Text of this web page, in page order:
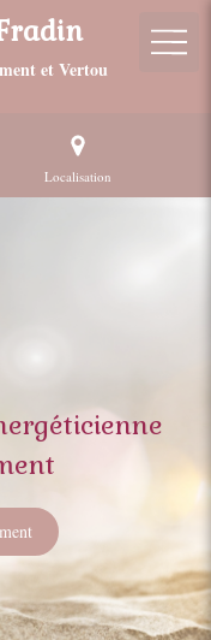
et Vertou
Localisation